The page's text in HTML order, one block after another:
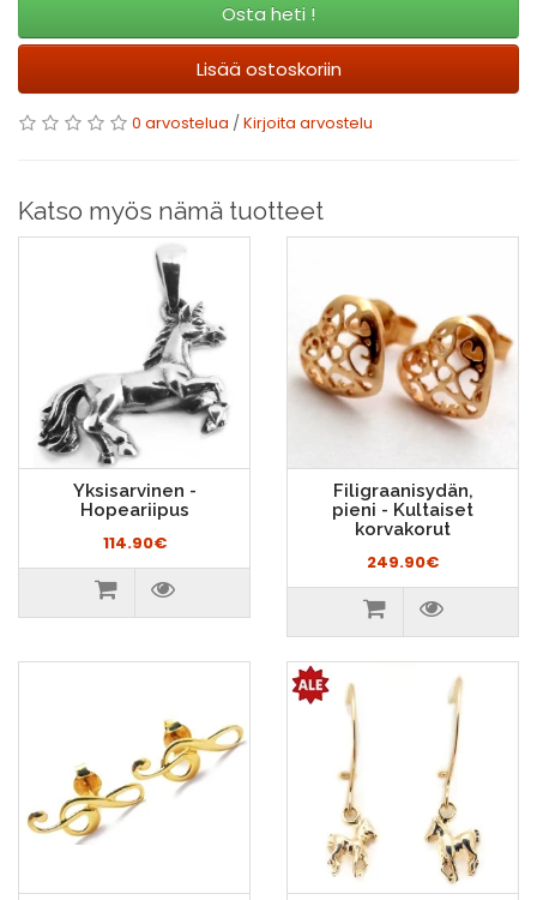
Osta heti !
Lisää ostoskoriin
0 arvostelua /Kirjoita arvostelu
Katso myös nämä tuotteet
Yksisarvinen -
Hopeariipus
114.90€
Filigraanisydän,
pieni - Kultaiset
korvakorut
249.90€